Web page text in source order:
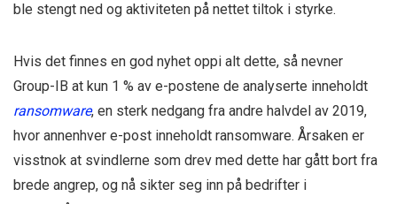
ble stengt ned og aktiviteten på nettet tiltok i styrke.
Hvis det finnes en god nyhet oppi alt dette, så nevner
Group-IB at kun 1 % av e-postene de analyserte inneholdt
ransomware, en sterk nedgang fra andre halvdel av 2019,
hvor annenhver e-post inneholdt ransomware. Årsaken er
visstnok at svindlerne som drev med dette har gått bort fra
brede angrep, og nå sikter seg inn på bedrifter i